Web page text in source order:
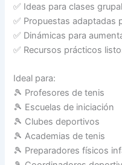
✅ Ideas para clases
✅ Propuestas adaptadas
✅ Dinámicas para
✅ Recursos prácticos
Ideal para:
🎾 Profesores de tenis
🎾 Escuelas de iniciación
🎾 Clubes deportivos
🎾 Academias de tenis
🎾 Preparadores físicos